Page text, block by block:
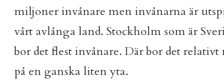
miljoner invånare men invånarna är
vårt avlånga land. Stockholm som är
bor det flest invånare. Där bor det
på en ganska liten yta.